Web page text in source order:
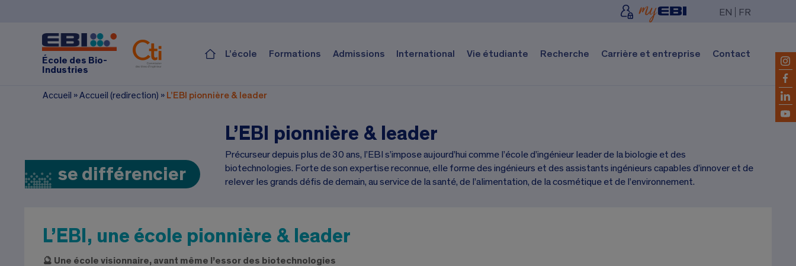
EN FR
École des Bio-
Industries
L’école Formations Admissions International Vie étudiante Recherche Carrière et entreprise Contact
Accueil »Accueil (redirection) » L’EBI pionnière & leader
se différencier
L’EBI pionnière & leader
Précurseur depuis plus de 30 ans, l’EBI s’impose aujourd’hui comme l’école d’ingénieur leader de la biologie et des
biotechnologies. Forte de son expertise reconnue, elle forme des ingénieurs et des assistants ingénieurs capables d’innover et de
relever les grands défis de demain, au service de la santé, de l’alimentation, de la cosmétique et de l’environnement.
L’EBI, une école pionnière & leader
🔮 Une école visionnaire, avant même l’essor des biotechnologies